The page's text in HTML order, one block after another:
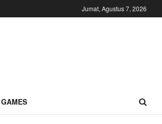
Jumat, Agustus 7, 2026
GAMES